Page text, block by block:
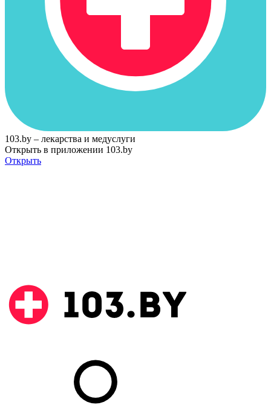
103.by – лекарства и медуслуги
Открыть в приложении 103.by
Открыть